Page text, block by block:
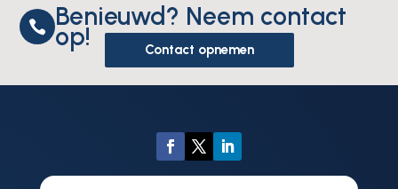
 Benieuwd? Neem contact
op! Contact opnemen